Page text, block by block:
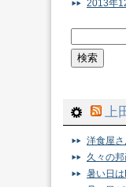
2013年
上
洋食屋さ
久々の
暑い日